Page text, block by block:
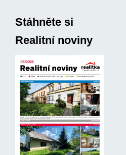
Stáhněte si
Realitní noviny